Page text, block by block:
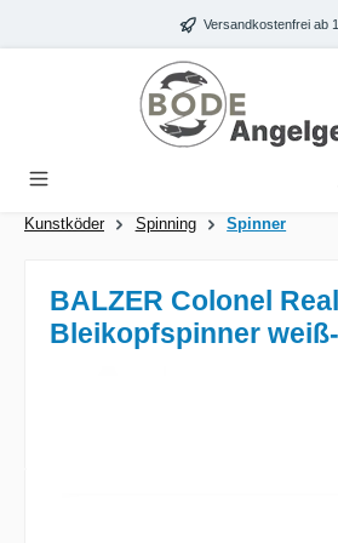
Zum Hauptinhalt springen Versandkostenfrei ab
Kunstköder Spinning Spinner
BALZER Colonel
Bleikopfspinner